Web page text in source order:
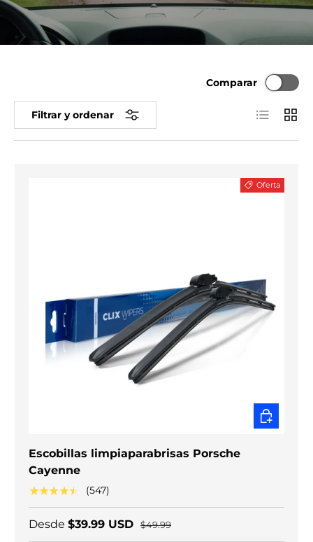
Filtrar y ordenar
Comparar
Lista
Oferta
Escobillas limpiaparabrisas Porsche
Cayenne
★★★★★ (547)
Desde $39.99 USD $49.99
ELEGIR